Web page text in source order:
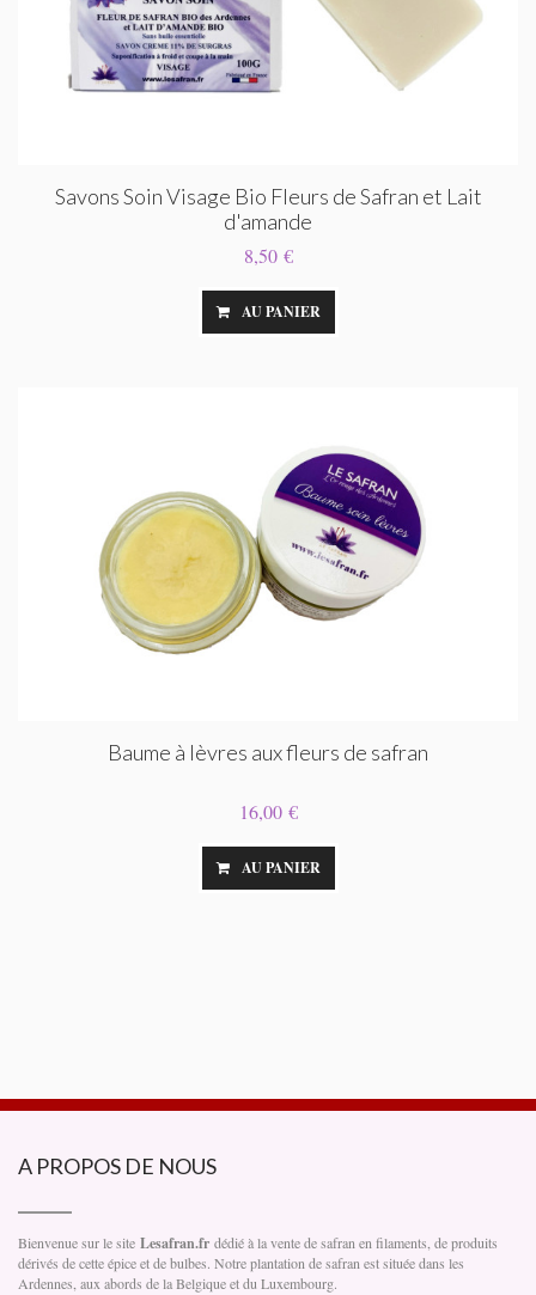
Savons Soin Visage Bio Fleurs de Safran et Lait
d'amande
8,50 €
AU PANIER
Baume à lèvres aux fleurs de safran
16,00 €
AU PANIER
A PROPOS DE NOUS
Bienvenue sur le site Lesafran.fr dédié à la vente de safran en filaments, de produits
dérivés de cette épice et de bulbes. Notre plantation de safran est située dans les
Ardennes, aux abords de la Belgique et du Luxembourg.